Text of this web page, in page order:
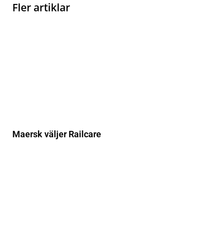
Fler artiklar
Maersk väljer Railcare